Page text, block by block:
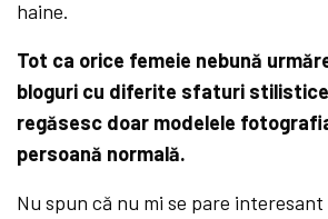
haine.
Tot ca orice femeie nebună
bloguri cu diferite sfaturi
regăsesc doar modelele
persoană normală.
Nu spun că nu mi se pare